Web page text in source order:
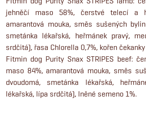
jehněčí maso 58%, čerstvé telecí a
amarantová mouka, směs sušených
smetánka lékařská, heřmánek pravý,
srdčitá), řasa Chlorella 0,7%, kořen
Fitmin dog Purity Snax STRIPES beef:
maso 84%, amarantová mouka, směs
dvoudomá, smetánka lékařská,
lékařská, lípa srdčitá), lněné semeno 1%.